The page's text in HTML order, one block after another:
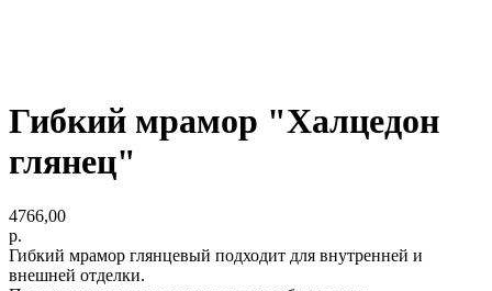
Гибкий мрамор "Халцедон
глянец"
4766,00
р.
Гибкий мрамор глянцевый подходит для внутренней и
внешней отделки.